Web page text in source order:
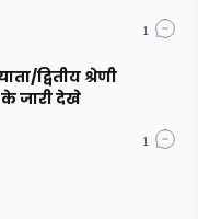
द्वितीय श्रेणी
जारी देखे